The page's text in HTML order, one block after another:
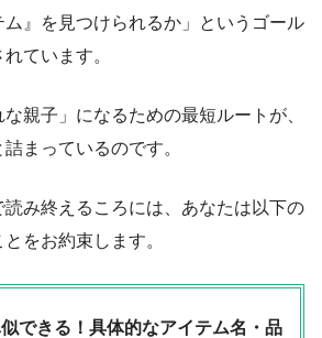
ム』を見つけられるか」というゴール
ています。
親子」になるための最短ルートが、
まっているのです。
読み終えるころには、あなたは以下の
をお約束します。
できる！具体的なアイテム名・品